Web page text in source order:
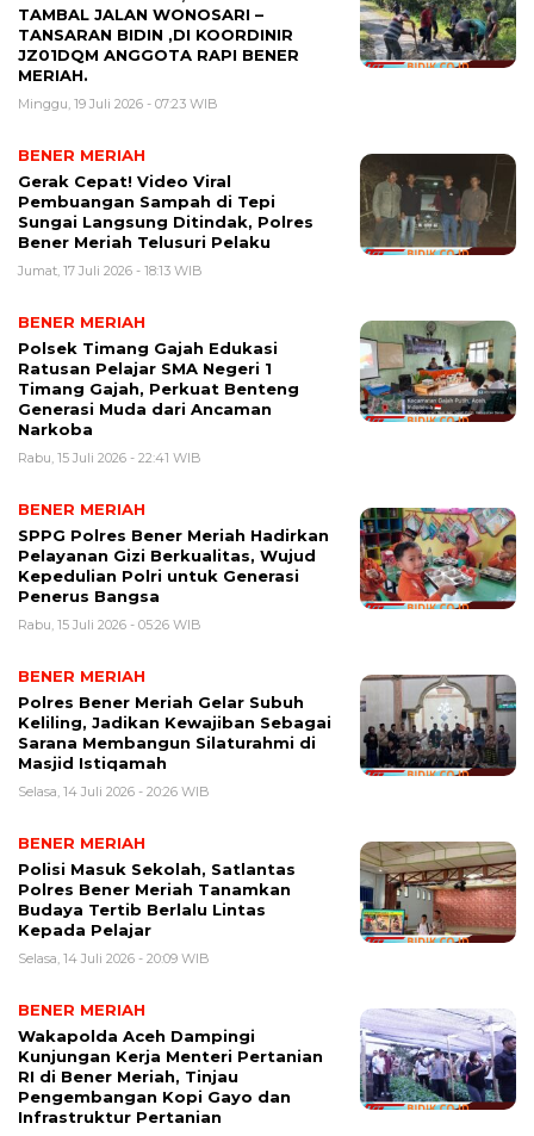
TAMBAL JALAN WONOSARI –
TANSARAN BIDIN ,DI KOORDINIR
JZ01DQM ANGGOTA RAPI BENER
MERIAH.
Minggu, 19 Juli 2026 - 07:23 WIB
BENER MERIAH
Gerak Cepat! Video Viral
Pembuangan Sampah di Tepi
Sungai Langsung Ditindak, Polres
Bener Meriah Telusuri Pelaku
Jumat, 17 Juli 2026 - 18:13 WIB
BENER MERIAH
Polsek Timang Gajah Edukasi
Ratusan Pelajar SMA Negeri 1
Timang Gajah, Perkuat Benteng
Generasi Muda dari Ancaman
Narkoba
Rabu, 15 Juli 2026 - 22:41 WIB
BENER MERIAH
SPPG Polres Bener Meriah Hadirkan
Pelayanan Gizi Berkualitas, Wujud
Kepedulian Polri untuk Generasi
Penerus Bangsa
Rabu, 15 Juli 2026 - 05:26 WIB
BENER MERIAH
Polres Bener Meriah Gelar Subuh
Keliling, Jadikan Kewajiban Sebagai
Sarana Membangun Silaturahmi di
Masjid Istiqamah
Selasa, 14 Juli 2026 - 20:26 WIB
BENER MERIAH
Polisi Masuk Sekolah, Satlantas
Polres Bener Meriah Tanamkan
Budaya Tertib Berlalu Lintas
Kepada Pelajar
Selasa, 14 Juli 2026 - 20:09 WIB
BENER MERIAH
Wakapolda Aceh Dampingi
Kunjungan Kerja Menteri Pertanian
RI di Bener Meriah, Tinjau
Pengembangan Kopi Gayo dan
Infrastruktur Pertanian